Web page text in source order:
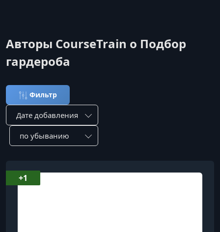
Авторы CourseTrain о Подбор
гардероба
Фильтр
Сортировка по:
Сотировать по:
+1